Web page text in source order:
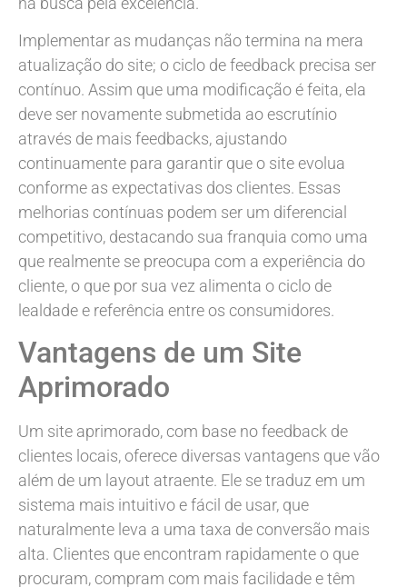
Implementar as mudanças não termina na mera
atualização do site; o ciclo de feedback precisa ser
contínuo. Assim que uma modificação é feita, ela
deve ser novamente submetida ao escrutínio
através de mais feedbacks, ajustando
continuamente para garantir que o site evolua
conforme as expectativas dos clientes. Essas
melhorias contínuas podem ser um diferencial
competitivo, destacando sua franquia como uma
que realmente se preocupa com a experiência do
cliente, o que por sua vez alimenta o ciclo de
lealdade e referência entre os consumidores.
Vantagens de um Site
Aprimorado
Um site aprimorado, com base no feedback de
clientes locais, oferece diversas vantagens que vão
além de um layout atraente. Ele se traduz em um
sistema mais intuitivo e fácil de usar, que
naturalmente leva a uma taxa de conversão mais
alta. Clientes que encontram rapidamente o que
procuram, compram com mais facilidade e têm